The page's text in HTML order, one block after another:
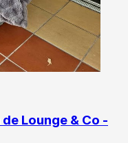
Lounge & Co -